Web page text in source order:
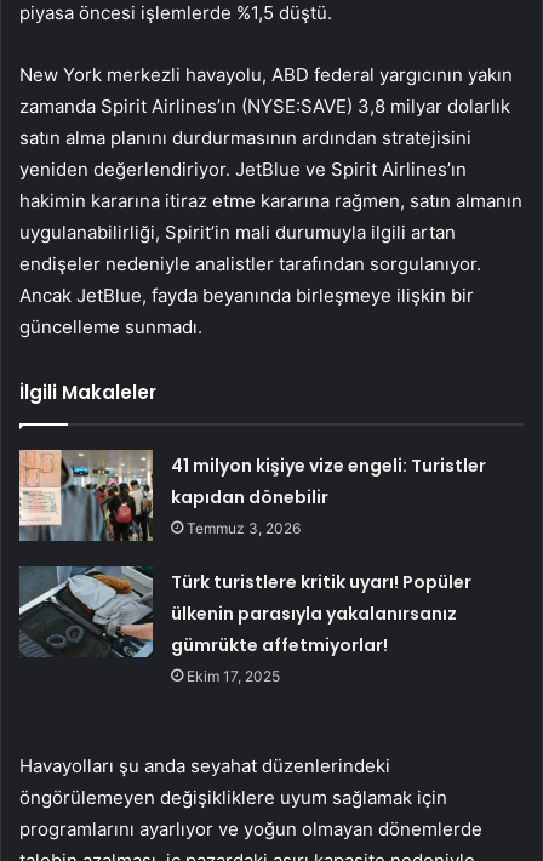
piyasa öncesi işlemlerde %1,5 düştü.
New York merkezli havayolu, ABD federal yargıcının yakın
zamanda Spirit Airlines’ın (NYSE:SAVE) 3,8 milyar dolarlık
satın alma planını durdurmasının ardından stratejisini
yeniden değerlendiriyor. JetBlue ve Spirit Airlines’ın
hakimin kararına itiraz etme kararına rağmen, satın almanın
uygulanabilirliği, Spirit’in mali durumuyla ilgili artan
endişeler nedeniyle analistler tarafından sorgulanıyor.
Ancak JetBlue, fayda beyanında birleşmeye ilişkin bir
güncelleme sunmadı.
İlgili Makaleler
41 milyon kişiye vize engeli: Turistler
kapıdan dönebilir
Temmuz 3, 2026
Türk turistlere kritik uyarı! Popüler
ülkenin parasıyla yakalanırsanız
gümrükte affetmiyorlar!
Ekim 17, 2025
Havayolları şu anda seyahat düzenlerindeki
öngörülemeyen değişikliklere uyum sağlamak için
programlarını ayarlıyor ve yoğun olmayan dönemlerde